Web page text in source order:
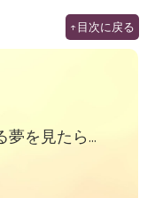
↑目次に戻る
を見たら...